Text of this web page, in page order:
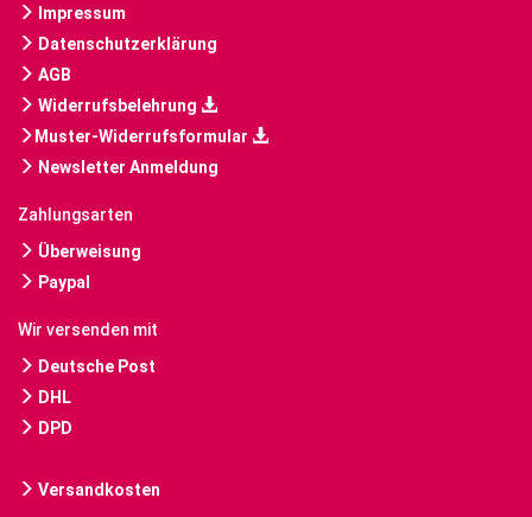
Impressum
Datenschutzerklärung
AGB
Widerrufsbelehrung
Muster-Widerrufsformular
Newsletter Anmeldung
Zahlungsarten
Überweisung
Paypal
Wir versenden mit
Deutsche Post
DHL
DPD
Versandkosten